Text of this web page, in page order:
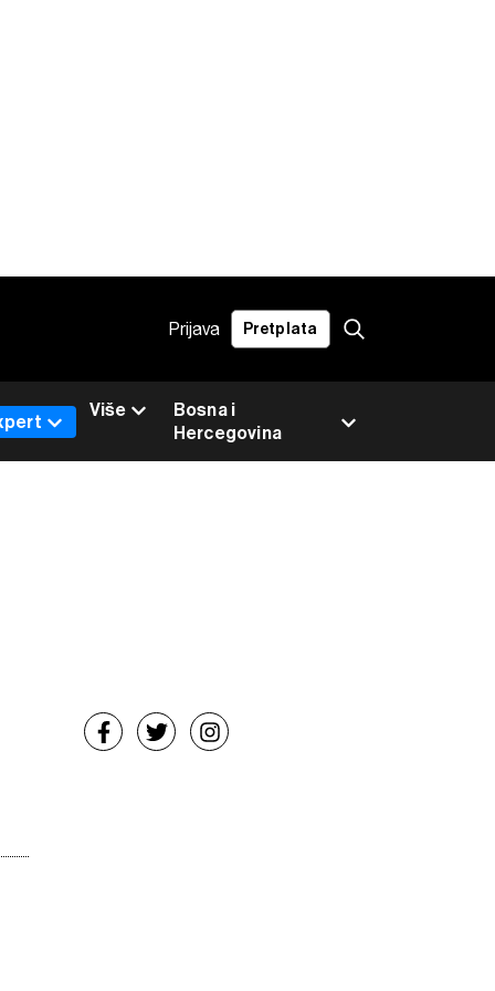
Prijava Pretplata
Bosna i
Hercegovina
Više